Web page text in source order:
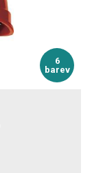
6
barev